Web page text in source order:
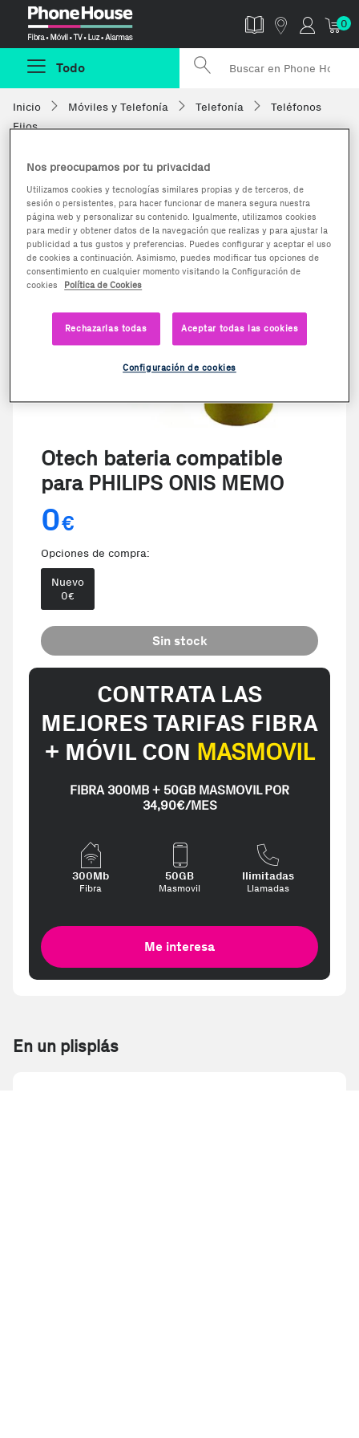
0
Todo
Inicio Móviles y Telefonía Telefonía
Teléfonos
Fijos
Otech bateria compatible
para PHILIPS ONIS MEMO
0€
Opciones de compra:
Nuevo
0€
Sin stock
CONTRATA LAS
MEJORES TARIFAS FIBRA
+ MÓVIL CON MASMOVIL
FIBRA 300MB + 50GB MASMOVIL POR
34,90€/MES
300Mb
Fibra
50GB
Masmovil
Ilimitadas
Llamadas
Me interesa
En un plisplás
Nos preocupamos por tu privacidad
Utilizamos cookies y tecnologías similares propias y de terceros, de
sesión o persistentes, para hacer funcionar de manera segura nuestra
página web y personalizar su contenido. Igualmente, utilizamos cookies
para medir y obtener datos de la navegación que realizas y para ajustar la
publicidad a tus gustos y preferencias. Puedes configurar y aceptar el uso
de cookies a continuación. Asimismo, puedes modificar tus opciones de
consentimiento en cualquier momento visitando la Configuración de
cookies
Política de Cookies
Rechazarlas todas Aceptar todas las cookies
Configuración de cookies